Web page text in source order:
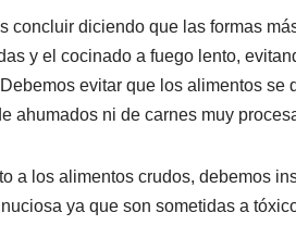
concluir diciendo que las formas
y el cocinado a fuego lento,
evitar que los alimentos
ahumados ni de carnes muy
a los alimentos crudos, debemos
ya que son sometidas a